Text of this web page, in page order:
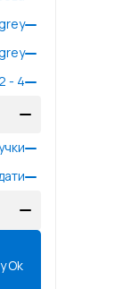
- 4
Ok